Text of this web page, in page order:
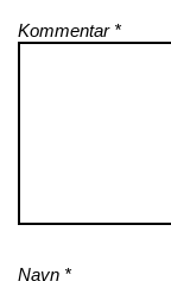
Kommentar *
Navn *